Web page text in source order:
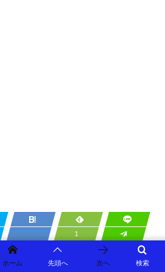
1
検索
ホーム 先頭へ 次へ